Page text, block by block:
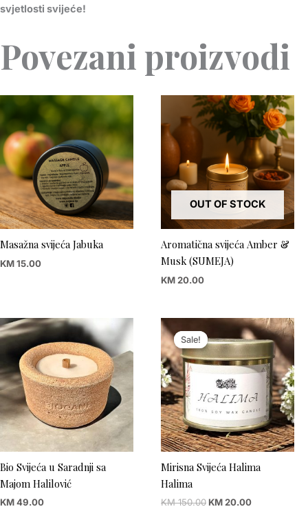
svjetlosti svijeće!
Povezani proizvodi
Masažna svijeća Jabuka
KM15.00
OUT OF STOCK
Aromatična svijeća Amber &
Musk (SUMEJA)
KM20.00
Bio Svijeća u Saradnji sa
Majom Halilović
KM49.00
Sale!
Sale!
Mirisna Svijeća Halima
Halima
KM150.00
Original
was:
KM 150.00.
KM20.00
Current
price
is:
KM 20.00.